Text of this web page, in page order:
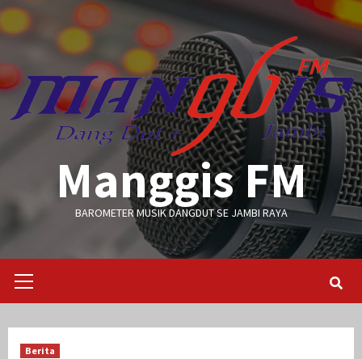
Skip
to
Manggis FM
BAROMETER MUSIK DANGDUT SE JAMBI RAYA
Menu
Berita